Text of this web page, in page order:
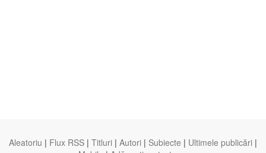
Aleatoriu | Flux RSS | Titluri | Autori | Subiecte | Ultimele publicări |